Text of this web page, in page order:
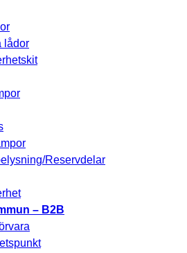
lådor
Reservdelar
– B2B